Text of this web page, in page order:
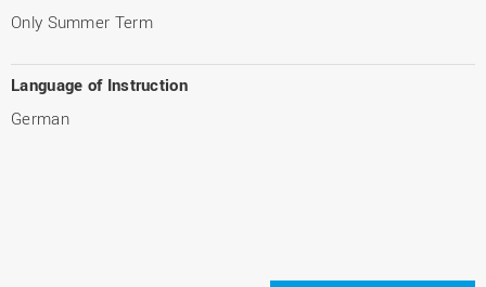
Only Summer Term
Language of Instruction
German